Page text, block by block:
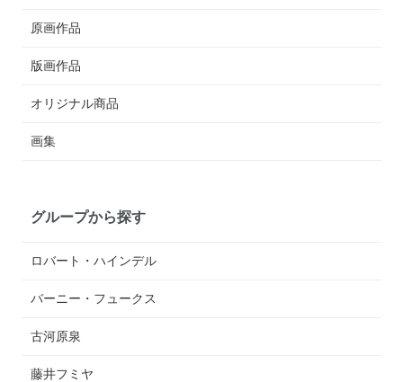
原画作品
版画作品
オリジナル商品
画集
グループから探す
ロバート・ハインデル
バーニー・フュークス
古河原泉
藤井フミヤ